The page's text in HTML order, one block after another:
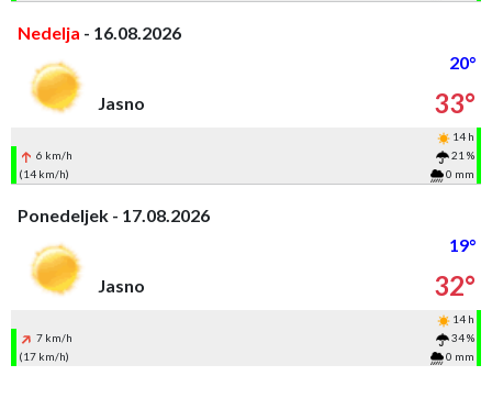
Nedelja - 16.08.2026
20°
Jasno
33°
14 h
6 km/h
21 %
(14 km/h)
0 mm
Ponedeljek - 17.08.2026
19°
Jasno
32°
14 h
7 km/h
34 %
(17 km/h)
0 mm